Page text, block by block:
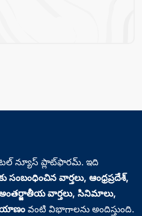
న్యూస్ ప్లాట్‌ఫారమ్. ఇది
సంబంధించిన వార్తలు, ఆంధ్రప్రదేశ్‌,
వార్తలు, సినిమాలు,
వంటి విభాగాలను అందిస్తుంది.